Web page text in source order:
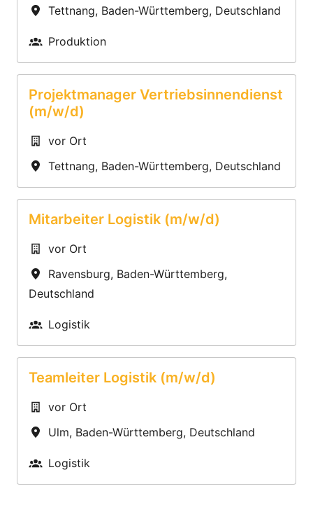
Tettnang, Baden-Württemberg, Deutschland
Produktion
Projektmanager Vertriebsinnendienst
(m/w/d)
vor Ort
Tettnang, Baden-Württemberg, Deutschland
Mitarbeiter Logistik (m/w/d)
vor Ort
Ravensburg, Baden-Württemberg,
Deutschland
Logistik
Teamleiter Logistik (m/w/d)
vor Ort
Ulm, Baden-Württemberg, Deutschland
Logistik